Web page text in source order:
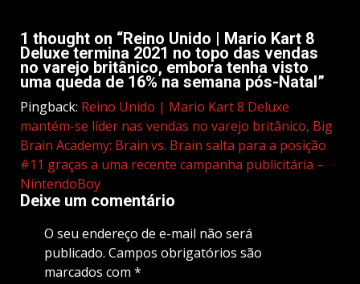
1 thought on “Reino Unido | Mario Kart 8
Deluxe termina 2021 no topo das vendas
no varejo britânico, embora tenha visto
uma queda de 16% na semana pós-Natal ”
Pingback: Reino Unido | Mario Kart 8 Deluxe
mantém-se líder nas vendas no varejo britânico, Big
Brain Academy: Brain vs. Brain salta para a posição
#11 graças a uma recente campanha publicitária –
NintendoBoy
Deixe um comentário
O seu endereço de e-mail não será
publicado. Campos obrigatórios são
marcados com *